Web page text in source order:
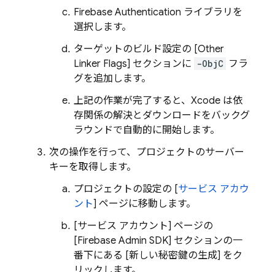
Firebase Authentication ライブラリを
選択します。
ターゲットのビルド設定の [Other
Linker Flags] セクションに -ObjC フラ
グを追加します。
上記の作業が完了すると、Xcode は依
存関係の解決とダウンロードをバックグ
ラウンドで自動的に開始します。
次の操作を行って、プロジェクトのサーバー
キーを取得します。
プロジェクトの設定の [サービス アカウ
ント] ページに移動します。
[サービス アカウント] ページの
[Firebase Admin SDK] セクションの一
番下にある [新しい秘密鍵の生成] をク